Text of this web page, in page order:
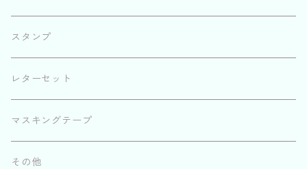
スタンプ
レターセット
マスキングテープ
その他